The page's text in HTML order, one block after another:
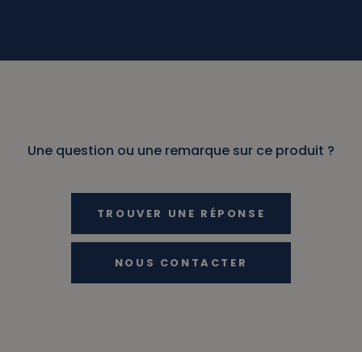
Une question ou une remarque sur ce produit ?
TROUVER UNE RÉPONSE
NOUS CONTACTER